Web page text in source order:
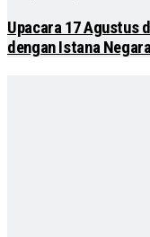
Upacara 17 Agustus
dengan Istana